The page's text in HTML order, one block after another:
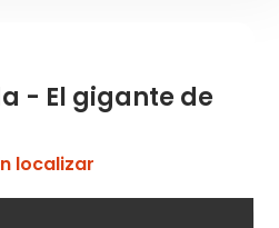
- El gigante de
localizar